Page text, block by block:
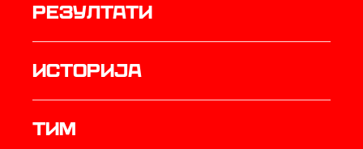
резултати
историја
ТИМ